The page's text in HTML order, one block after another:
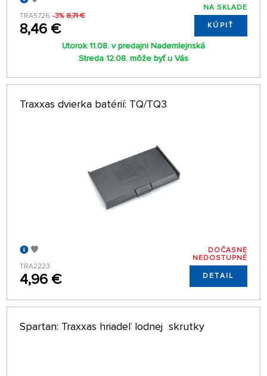
TRA5726 -3% 8,71 €
8,46 €
NA SKLADE
KÚPIŤ
Utorok 11.08. v predajni Nademlejnská
Streda 12.08. môže byť u Vás
Traxxas dvierka batérií: TQ/TQ3
TRA2223
4,96 €
DOČASNE
NEDOSTUPNÉ
DETAIL
Spartan: Traxxas hriadeľ lodnej skrutky